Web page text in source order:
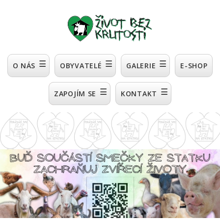
O NÁS ☰ OBYVATELÉ ☰ GALERIE ☰ E-SHOP
ZAPOJÍM SE ☰ KONTAKT ☰